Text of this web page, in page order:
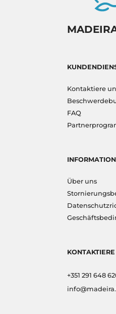
Kontaktiere
FAQ
INFORMATION
Über uns
+351 291 648